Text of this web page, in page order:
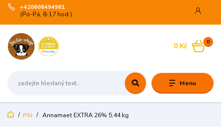
Menu
+420606494961
(Po-Pá, 8-17 hod.)
0
0 Kč
PSI Annamaet EXTRA 26% 5,44 kg